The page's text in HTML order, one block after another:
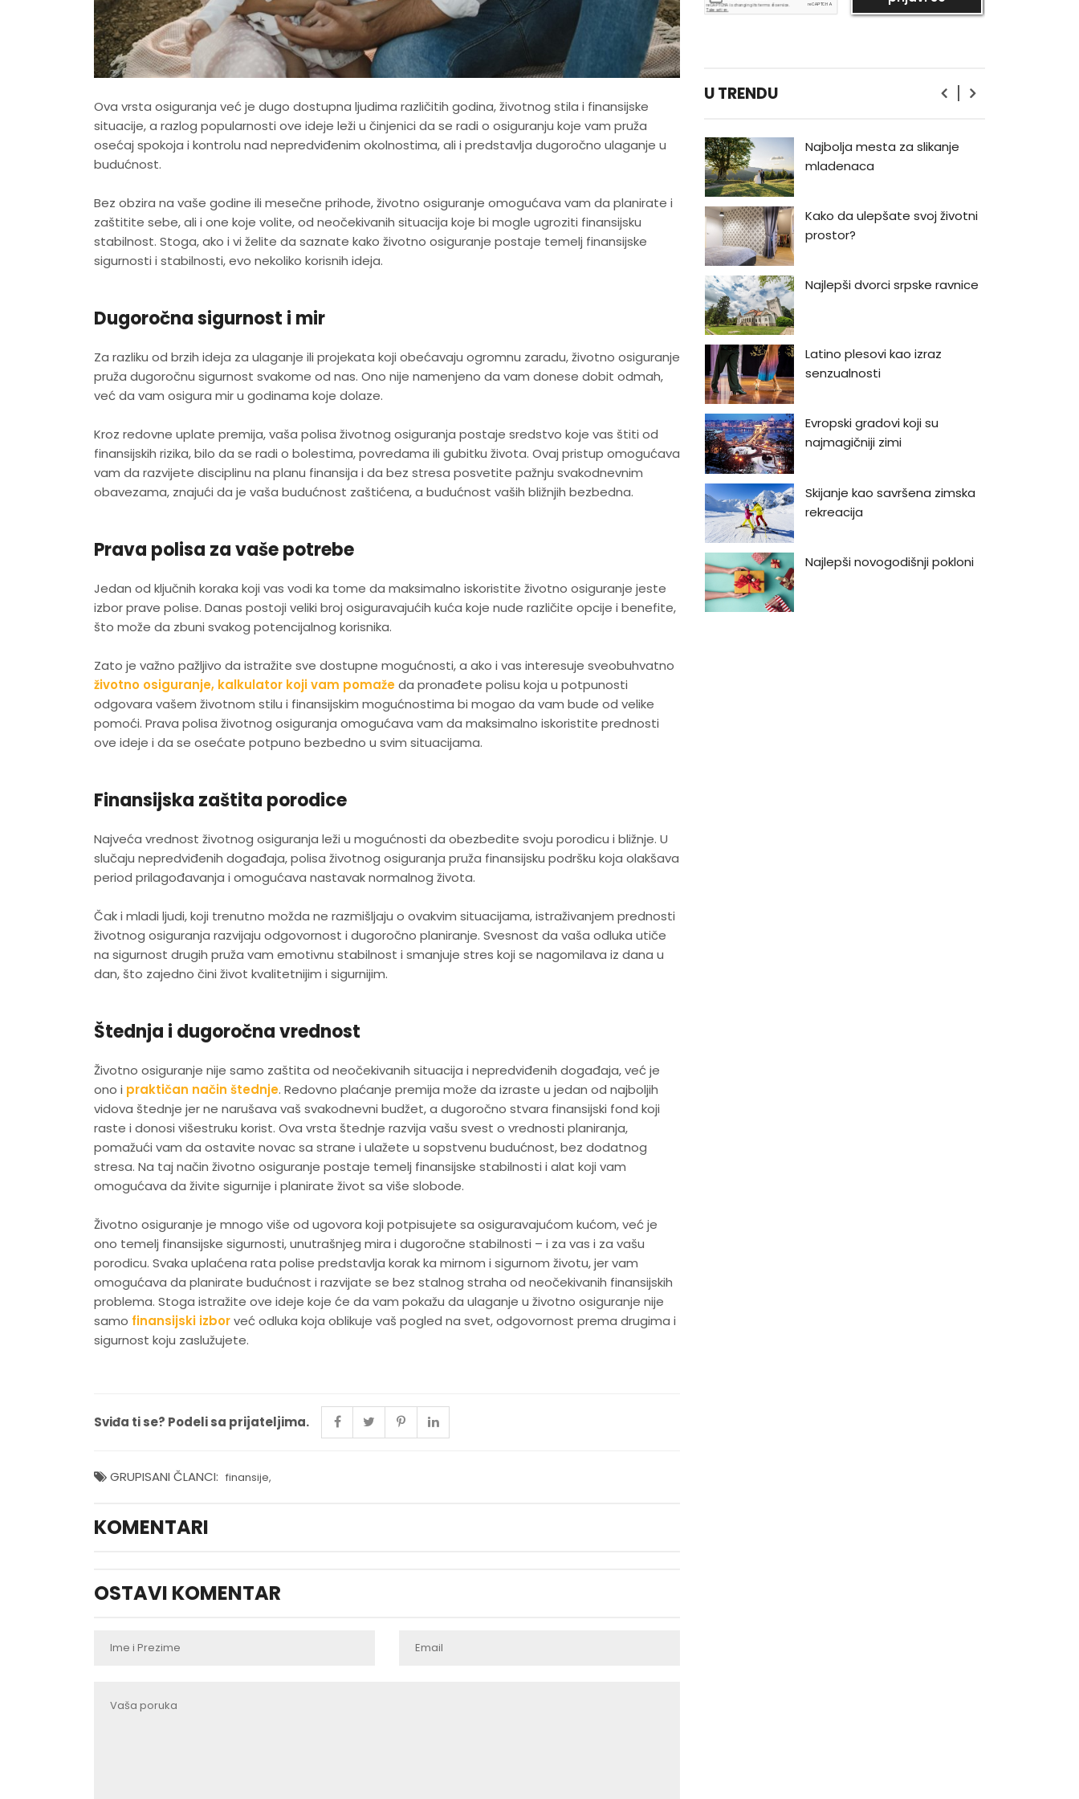
Ova vrsta osiguranja već je dugo dostupna ljudima različitih godina, životnog stila i finansijske
situacije, a razlog popularnosti ove ideje leži u činjenici da se radi o osiguranju koje vam pruža
osećaj spokoja i kontrolu nad nepredviđenim okolnostima, ali i predstavlja dugoročno ulaganje u
budućnost.
Bez obzira na vaše godine ili mesečne prihode, životno osiguranje omogućava vam da planirate i
zaštitite sebe, ali i one koje volite, od neočekivanih situacija koje bi mogle ugroziti finansijsku
stabilnost. Stoga, ako i vi želite da saznate kako životno osiguranje postaje temelj finansijske
sigurnosti i stabilnosti, evo nekoliko korisnih ideja.
Dugoročna sigurnost i mir
Za razliku od brzih ideja za ulaganje ili projekata koji obećavaju ogromnu zaradu, životno osiguranje
pruža dugoročnu sigurnost svakome od nas. Ono nije namenjeno da vam donese dobit odmah,
već da vam osigura mir u godinama koje dolaze.
Kroz redovne uplate premija, vaša polisa životnog osiguranja postaje sredstvo koje vas štiti od
finansijskih rizika, bilo da se radi o bolestima, povredama ili gubitku života. Ovaj pristup omogućava
vam da razvijete disciplinu na planu finansija i da bez stresa posvetite pažnju svakodnevnim
obavezama, znajući da je vaša budućnost zaštićena, a budućnost vaših bližnjih bezbedna.
Prava polisa za vaše potrebe
Jedan od ključnih koraka koji vas vodi ka tome da maksimalno iskoristite životno osiguranje jeste
izbor prave polise. Danas postoji veliki broj osiguravajućih kuća koje nude različite opcije i benefite,
što može da zbuni svakog potencijalnog korisnika.
Zato je važno pažljivo da istražite sve dostupne mogućnosti, a ako i vas interesuje sveobuhvatno
životno osiguranje, kalkulator koji vam pomažeda pronađete polisu koja u potpunosti
odgovara vašem životnom stilu i finansijskim mogućnostima bi mogao da vam bude od velike
pomoći. Prava polisa životnog osiguranja omogućava vam da maksimalno iskoristite prednosti
ove ideje i da se osećate potpuno bezbedno u svim situacijama.
Finansijska zaštita porodice
Najveća vrednost životnog osiguranja leži u mogućnosti da obezbedite svoju porodicu i bližnje. U
slučaju nepredviđenih događaja, polisa životnog osiguranja pruža finansijsku podršku koja olakšava
period prilagođavanja i omogućava nastavak normalnog života.
Čak i mladi ljudi, koji trenutno možda ne razmišljaju o ovakvim situacijama, istraživanjem prednosti
životnog osiguranja razvijaju odgovornost i dugoročno planiranje. Svesnost da vaša odluka utiče
na sigurnost drugih pruža vam emotivnu stabilnost i smanjuje stres koji se nagomilava iz dana u
dan, što zajedno čini život kvalitetnijim i sigurnijim.
Štednja i dugoročna vrednost
Životno osiguranje nije samo zaštita od neočekivanih situacija i nepredviđenih događaja, već je
ono i praktičan način štednje. Redovno plaćanje premija može da izraste u jedan od najboljih
vidova štednje jer ne narušava vaš svakodnevni budžet, a dugoročno stvara finansijski fond koji
raste i donosi višestruku korist. Ova vrsta štednje razvija vašu svest o vrednosti planiranja,
pomažući vam da ostavite novac sa strane i ulažete u sopstvenu budućnost, bez dodatnog
stresa. Na taj način životno osiguranje postaje temelj finansijske stabilnosti i alat koji vam
omogućava da živite sigurnije i planirate život sa više slobode.
Životno osiguranje je mnogo više od ugovora koji potpisujete sa osiguravajućom kućom, već je
ono temelj finansijske sigurnosti, unutrašnjeg mira i dugoročne stabilnosti – i za vas i za vašu
porodicu. Svaka uplaćena rata polise predstavlja korak ka mirnom i sigurnom životu, jer vam
omogućava da planirate budućnost i razvijate se bez stalnog straha od neočekivanih finansijskih
problema. Stoga istražite ove ideje koje će da vam pokažu da ulaganje u životno osiguranje nije
samo finansijski izborveć odluka koja oblikuje vaš pogled na svet, odgovornost prema drugima i
sigurnost koju zaslužujete.
Sviđa ti se? Podeli sa prijateljima.
GRUPISANI ČLANCI: finansije,
KOMENTARI
OSTAVI KOMENTAR
U TRENDU
Bukmarker #3: Rej Bredberi -
Najbolja mesta za slikanje
mladenaca
Kako da ulepšate svoj životni
prostor?
Najlepši dvorci srpske ravnice
Latino plesovi kao izraz
senzualnosti
Evropski gradovi koji su
najmagičniji zimi
Skijanje kao savršena zimska
rekreacija
Najlepši novogodišnji pokloni